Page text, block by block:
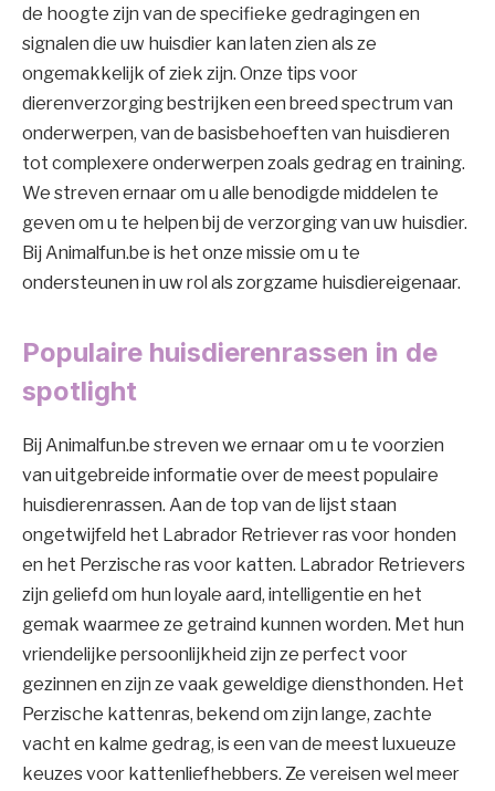
de hoogte zijn van de specifieke gedragingen en
signalen die uw huisdier kan laten zien als ze
ongemakkelijk of ziek zijn. Onze tips voor
dierenverzorging bestrijken een breed spectrum van
onderwerpen, van de basisbehoeften van huisdieren
tot complexere onderwerpen zoals gedrag en training.
We streven ernaar om u alle benodigde middelen te
geven om u te helpen bij de verzorging van uw huisdier.
Bij Animalfun.be is het onze missie om u te
ondersteunen in uw rol als zorgzame huisdiereigenaar.
Populaire huisdierenrassen in de
spotlight
Bij Animalfun.be streven we ernaar om u te voorzien
van uitgebreide informatie over de meest populaire
huisdierenrassen. Aan de top van de lijst staan
ongetwijfeld het Labrador Retriever ras voor honden
en het Perzische ras voor katten. Labrador Retrievers
zijn geliefd om hun loyale aard, intelligentie en het
gemak waarmee ze getraind kunnen worden. Met hun
vriendelijke persoonlijkheid zijn ze perfect voor
gezinnen en zijn ze vaak geweldige diensthonden. Het
Perzische kattenras, bekend om zijn lange, zachte
vacht en kalme gedrag, is een van de meest luxueuze
keuzes voor kattenliefhebbers. Ze vereisen wel meer